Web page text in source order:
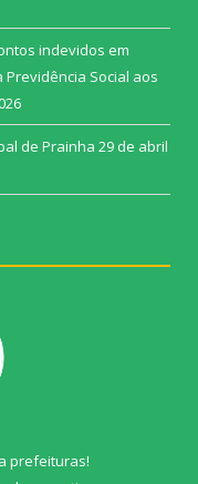
indevidos em
Social aos
de Prainha 29 de abril
prefeituras!